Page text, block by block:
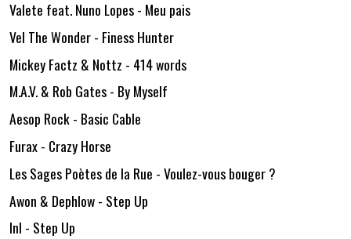
Valete feat. Nuno Lopes - Meu pais
Vel The Wonder - Finess Hunter
Mickey Factz & Nottz - 414 words
M.A.V. & Rob Gates - By Myself
Aesop Rock - Basic Cable
Furax - Crazy Horse
Les Sages Poètes de la Rue - Voulez-vous bouger ?
Awon & Dephlow - Step Up
InI - Step Up